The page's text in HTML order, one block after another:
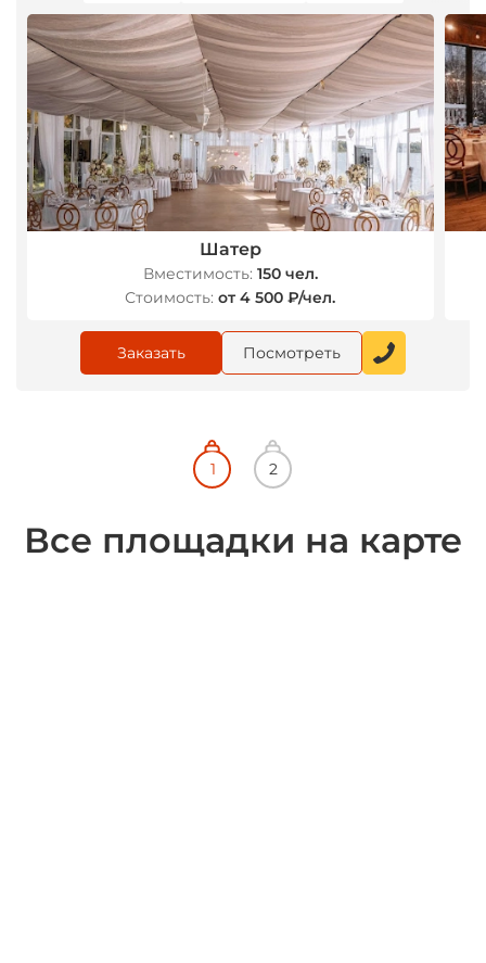
Шатер
Вместимость: 150 чел.
Стоимость: от 4 500 ₽/чел.
Заказать Посмотреть
Все площадки на карте